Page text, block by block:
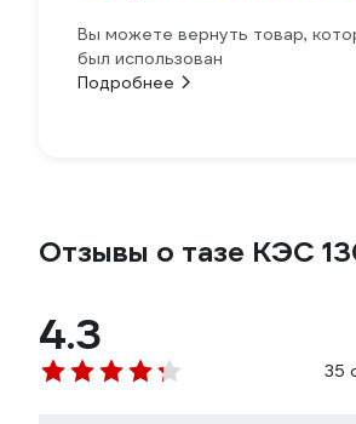
Вы можете вернуть товар,
был использован
Подробнее
Отзывы о тазе КЭС
4.3
35